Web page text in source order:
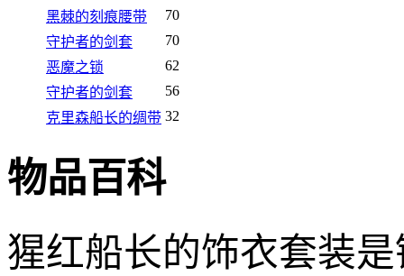
黑棘的刻痕腰带
70
守护者的剑套
70
恶魔之锁
62
守护者的剑套
56
克里森船长的绸带 32
物品百科
猩红船长的饰衣套装